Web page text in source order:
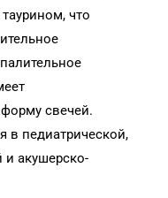
что
свечей.
в педиатрической,
и акушерско-